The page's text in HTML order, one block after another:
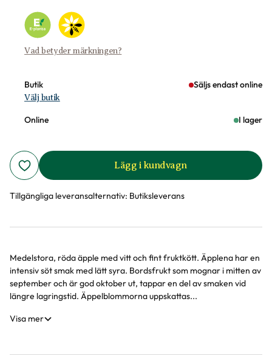
Vad betyder märkningen?
Butik Säljs endast online
Välj butik
Online I lager
Lägg i kundvagn
Tillgängliga leveransalternativ: Butiksleverans
Produktinformation
Medelstora, röda äpple med vitt och fint fruktkött. Äpplena har en
intensiv söt smak med lätt syra. Bordsfrukt som mognar i mitten av
september och är god oktober ut, tappar en del av smaken vid
längre lagringstid. Äppelblommorna uppskattas...
Visa mer